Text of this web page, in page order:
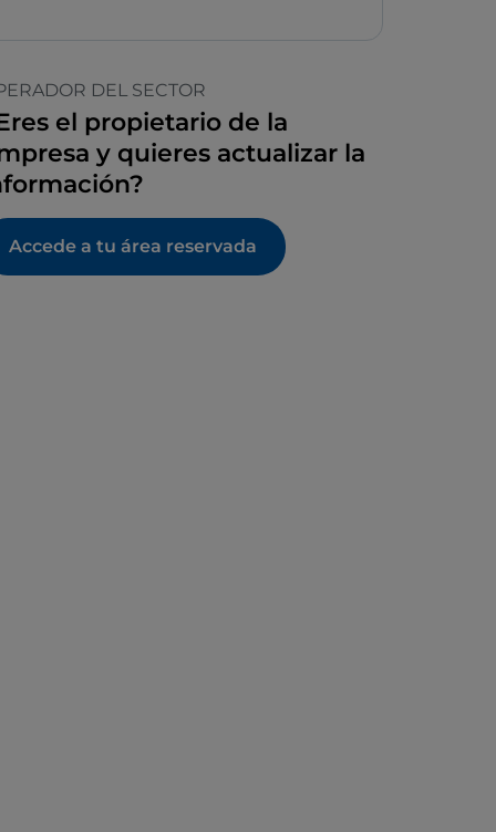
DEL SECTOR
el propietario de la
y quieres actualizar la
Accede a tu área reservada